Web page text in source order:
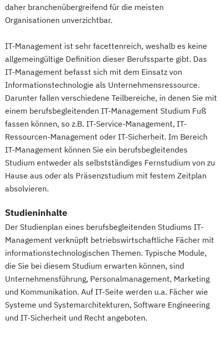
daher branchenübergreifend für die meisten
Organisationen unverzichtbar.
IT-Management ist sehr facettenreich, weshalb es keine
allgemeingültige Definition dieser Berufssparte gibt. Das
IT-Management befasst sich mit dem Einsatz von
Informationstechnologie als Unternehmensressource.
Darunter fallen verschiedene Teilbereiche, in denen Sie mit
einem berufsbegleitenden IT-Management Studium Fuß
fassen können, so z.B. IT-Service-Management, IT-
Ressourcen-Management oder IT-Sicherheit. Im Bereich
IT-Management können Sie ein berufsbegleitendes
Studium entweder als selbstständiges Fernstudium von zu
Hause aus oder als Präsenzstudium mit festem Zeitplan
absolvieren.
Studieninhalte
Der Studienplan eines berufsbegleitenden Studiums IT-
Management verknüpft betriebswirtschaftliche Fächer mit
informationstechnologischen Themen. Typische Module,
die Sie bei diesem Studium erwarten können, sind
Unternehmensführung, Personalmanagement, Marketing
und Kommunikation. Auf IT-Seite werden u.a. Fächer wie
Systeme und Systemarchitekturen, Software Engineering
und IT-Sicherheit und Recht angeboten.